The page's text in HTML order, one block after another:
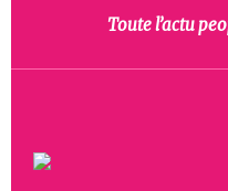
Toute l’actu